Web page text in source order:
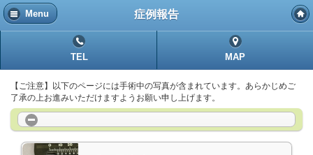
Menu 症例報告
TEL MAP
【ご注意】以下のページには手術中の写真が含まれています。あらかじめご
了承の上お進みいただけますようお願い申し上げます。